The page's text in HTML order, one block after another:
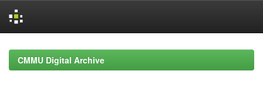
navigationCMMU Digital Archive